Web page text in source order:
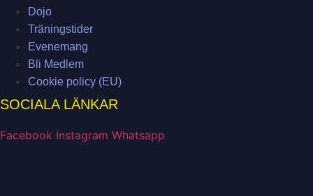
Dojo
Träningstider
Evenemang
Bli Medlem
Cookie policy (EU)
SOCIALA LÄNKAR
Facebook Instagram Whatsapp